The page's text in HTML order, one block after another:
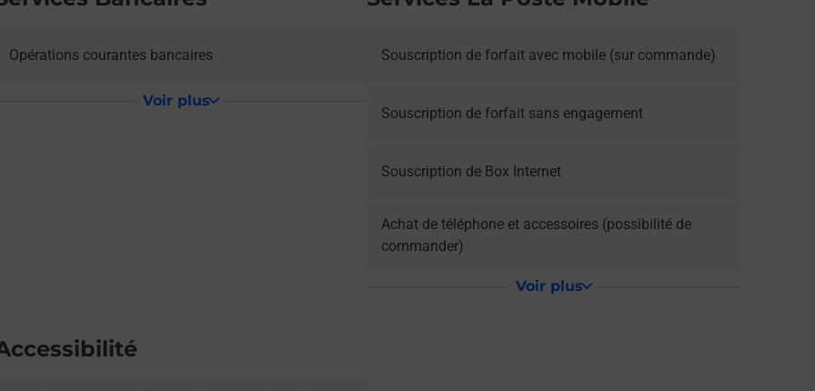
Opérations courantes bancaires
Voir plus
Souscription de forfait avec mobile (sur commande)
Souscription de forfait sans engagement
Souscription de Box Internet
Achat de téléphone et accessoires (possibilité de
commander)
Voir plus